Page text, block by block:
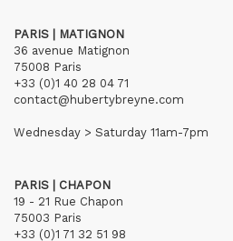
PARIS | MATIGNON
36 avenue Matignon
75008 Paris
+33 (0)1 40 28 04 71
contact@hubertybreyne.com
Wednesday > Saturday 11am-7pm
PARIS | CHAPON
19 - 21 Rue Chapon
75003 Paris
+33 (0)1 71 32 51 98